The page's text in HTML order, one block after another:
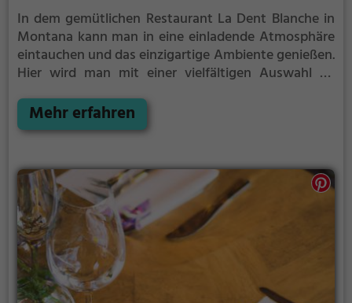
In dem gemütlichen Restaurant La Dent Blanche in
Montana kann man in eine einladende Atmosphäre
eintauchen und das einzigartige Ambiente genießen.
Hier wird man mit einer vielfältigen Auswahl an
verwöhnt. Ob traditionelle Schweizer Gerichte oder
internationale Spezialitäten - hier findet man für
Mitarbeiter sorgen dafür, dass man sich wie zu
Hause fühlt und stehen gerne beratend zur Seite.
Egal ob man einen gemütlichen Abend zu zweit oder
einen geselligen Abend mit Freunden genießen
möchte, im La Dent Blanche ist man immer bestens
aufgehoben. Ein Besuch in diesem charmanten
Restaurant ist ein kulinarisches Erlebnis, das man
sich nicht entgehen lassen sollte.
Mehr erfahren